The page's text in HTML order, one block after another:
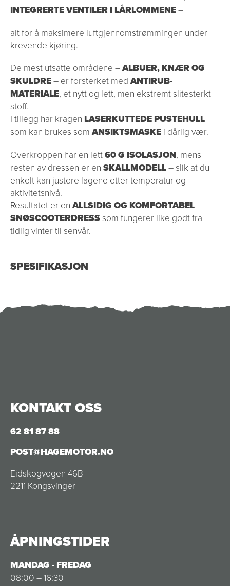
INTEGRERTE VENTILER I LÅRLOMMENE–
alt for å maksimere luftgjennomstrømmingen under
krevende kjøring.
De mest utsatte områdene –ALBUER, KNÆR OG
SKULDRE– er forsterket medANTIRUB-
MATERIALE, et nytt og lett, men ekstremt slitesterkt
stoff.
I tillegg har kragen LASERKUTTEDE PUSTEHULL
som kan brukes somANSIKTSMASKE i dårlig vær.
Overkroppen har en lett60 G ISOLASJON, mens
resten av dressen er en SKALLMODELL– slik at du
enkelt kan justere lagene etter temperatur og
aktivitetsnivå.
Resultatet er enALLSIDIG OG KOMFORTABEL
SNØSCOOTERDRESS som fungerer like godt fra
tidlig vinter til senvår.
SPESIFIKASJON
KONTAKT OSS
62 81 87 88
POST@HAGEMOTOR.NO
Eidskogvegen 46B
2211 Kongsvinger
ÅPNINGSTIDER
MANDAG - FREDAG
08:00 – 16:30